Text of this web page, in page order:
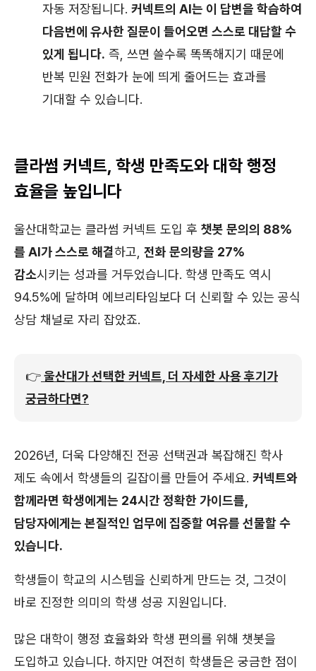
자동 저장됩니다. 커넥트의 AI는 이 답변을 학습하여
다음번에 유사한 질문이 들어오면 스스로 대답할 수
있게 됩니다. 즉, 쓰면 쓸수록 똑똑해지기 때문에
반복 민원 전화가 눈에 띄게 줄어드는 효과를
기대할 수 있습니다.
클라썸 커넥트, 학생 만족도와 대학 행정
효율을 높입니다
울산대학교는 클라썸 커넥트 도입 후 챗봇 문의의 88%
를 AI가 스스로 해결하고, 전화 문의량을 27%
감소시키는 성과를 거두었습니다. 학생 만족도 역시
94.5%에 달하며 에브리타임보다 더 신뢰할 수 있는 공식
상담 채널로 자리 잡았죠.
👉울산대가 선택한 커넥트, 더 자세한 사용 후기가
궁금하다면?
2026년, 더욱 다양해진 전공 선택권과 복잡해진 학사
제도 속에서 학생들의 길잡이를 만들어 주세요. 커넥트와
함께라면 학생에게는 24시간 정확한 가이드를,
담당자에게는 본질적인 업무에 집중할 여유를 선물할 수
있습니다.
학생들이 학교의 시스템을 신뢰하게 만드는 것, 그것이
바로 진정한 의미의 학생 성공 지원입니다.
많은 대학이 행정 효율화와 학생 편의를 위해 챗봇을
도입하고 있습니다. 하지만 여전히 학생들은 궁금한 점이